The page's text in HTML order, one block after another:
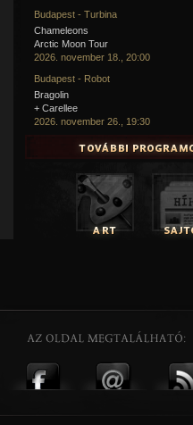
Budapest - Turbina
Chameleons
Arctic Moon Tour
2026. november 18., 20:00
Budapest - Robot
Bragolin
+ Carellee
2026. november 26., 19:30